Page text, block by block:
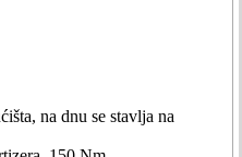
na dnu se stavlja na